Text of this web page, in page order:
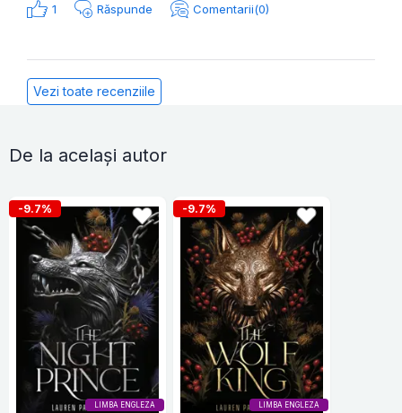
1 Răspunde Comentarii(0)
Vezi toate recenziile
De la același autor
LIMBA ENGLEZA
-9.7%
LIMBA ENGLEZA
-9.7%